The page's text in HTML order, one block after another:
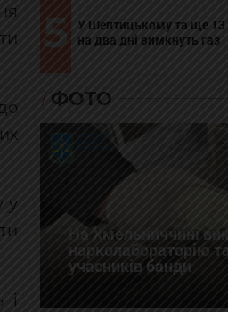
у
і
5
У Шептицькому та ще 13
на два дні вимкнуть газ
ФОТО
На Хмельниччині
нарколабораторію
учасників банди